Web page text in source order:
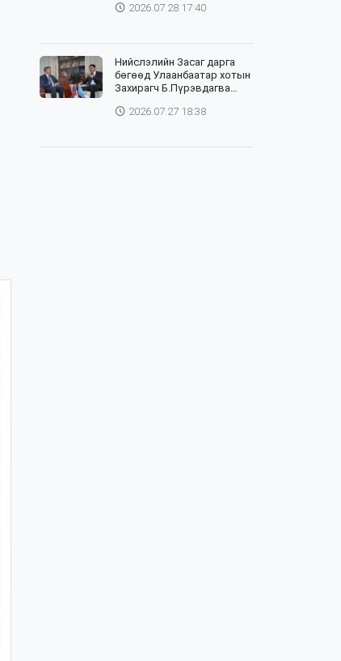
сууцжуулна
2026.07.28 17:40
Нийслэлийн Засаг дарга
бөгөөд Улаанбаатар хотын
Захирагч Б.Пүрэвдагва
зохицуулагч Яап ван
2026.07.27 18:38